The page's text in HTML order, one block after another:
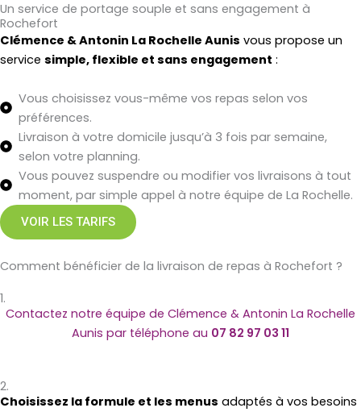
Un service de portage souple et sans engagement à
Rochefort
Clémence & Antonin La Rochelle Aunis vous propose un
service simple, flexible et sans engagement :
Vous choisissez vous-même vos repas selon vos
préférences.
Livraison à votre domicile jusqu’à 3 fois par semaine,
selon votre planning.
Vous pouvez suspendre ou modifier vos livraisons à tout
moment, par simple appel à notre équipe de La Rochelle.
VOIR LES TARIFS
Comment bénéficier de la livraison de repas à Rochefort ?
1.
Contactez notre équipe de Clémence & Antonin La Rochelle
Aunis par téléphone au 07 82 97 03 11
2.
Choisissez la formule et les menus adaptés à vos besoins